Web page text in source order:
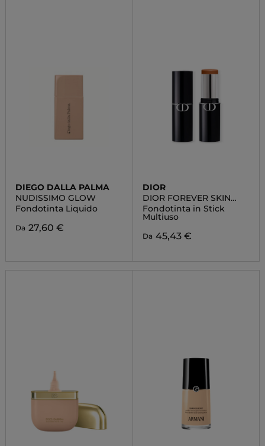
DIEGO DALLA PALMA
NUDISSIMO GLOW
Fondotinta Liquido
Da 27,60 €
DIOR
DIOR FOREVER SKIN
PERFECT
Fondotinta in Stick
Multiuso
Da 45,43 €